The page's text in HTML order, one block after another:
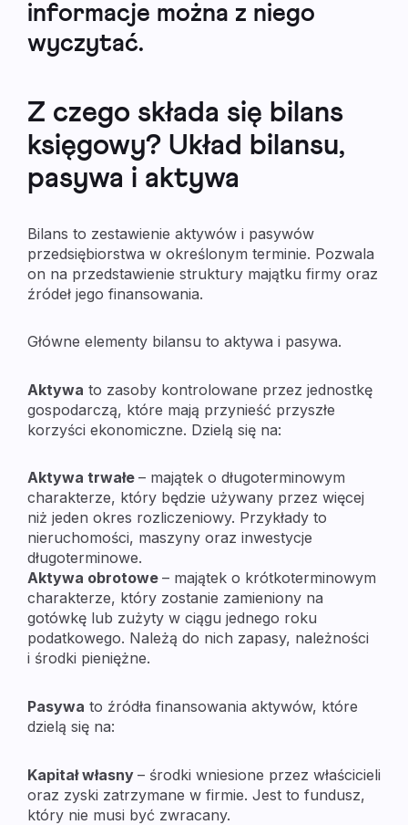
informacje można z niego
wyczytać.
Z czego składa się bilans
księgowy? Układ bilansu,
pasywa i aktywa
Bilans to zestawienie aktywów i pasywów
przedsiębiorstwa w określonym terminie. Pozwala
on na przedstawienie struktury majątku firmy oraz
źródeł jego finansowania.
Główne elementy bilansu to aktywa i pasywa.
Aktywa to zasoby kontrolowane przez jednostkę
gospodarczą, które mają przynieść przyszłe
korzyści ekonomiczne. Dzielą się na:
Aktywa trwałe – majątek o długoterminowym
charakterze, który będzie używany przez więcej
niż jeden okres rozliczeniowy. Przykłady to
nieruchomości, maszyny oraz inwestycje
długoterminowe.
Aktywa obrotowe – majątek o krótkoterminowym
charakterze, który zostanie zamieniony na
gotówkę lub zużyty w ciągu jednego roku
podatkowego. Należą do nich zapasy, należności
i środki pieniężne.
Pasywa to źródła finansowania aktywów, które
dzielą się na:
Kapitał własny – środki wniesione przez właścicieli
oraz zyski zatrzymane w firmie. Jest to fundusz,
który nie musi być zwracany.